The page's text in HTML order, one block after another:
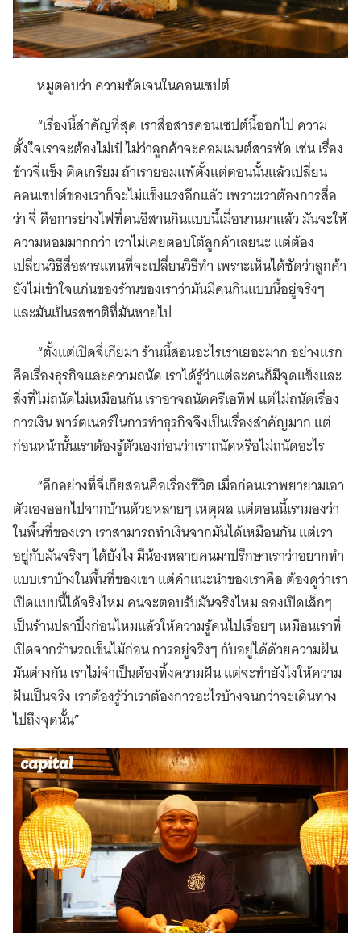
หมูตอบว่า ความชัดเจนในคอนเซปต์
“เรื่องนี้สำคัญที่สุด เราสื่อสารคอนเซปต์นี้ออกไป ความ
ตั้งใจเราจะต้องไม่เป๋ ไม่ว่าลูกค้าจะคอมเมนต์สารพัด เช่น เรื่อง
ข้าวจี่แข็ง ติดเกรียม ถ้าเรายอมแพ้ตั้งแต่ตอนนั้นแล้วเปลี่ยน
คอนเซปต์ของเราก็จะไม่แข็งแรงอีกแล้ว เพราะเราต้องการสื่อ
ว่า จี่ คือการย่างไฟที่คนอีสานกินแบบนี้เมื่อนานมาแล้ว มันจะให้
ความหอมมากกว่า เราไม่เคยตอบโต้ลูกค้าเลยนะ แต่ต้อง
เปลี่ยนวิธีสื่อสารแทนที่จะเปลี่ยนวิธีทำ เพราะเห็นได้ชัดว่าลูกค้า
ยังไม่เข้าใจแก่นของร้านของเราว่ามันมีคนกินแบบนี้อยู่จริงๆ
และมันเป็นรสชาติที่มันหายไป
“ตั้งแต่เปิดจี่เกียมา ร้านนี้สอนอะไรเราเยอะมาก อย่างแรก
คือเรื่องธุรกิจและความถนัด เราได้รู้ว่าแต่ละคนก็มีจุดแข็งและ
สิ่งที่ไม่ถนัดไม่เหมือนกัน เราอาจถนัดครีเอทีฟ แต่ไม่ถนัดเรื่อง
การเงิน พาร์ตเนอร์ในการทำธุรกิจจึงเป็นเรื่องสำคัญมาก แต่
ก่อนหน้านั้นเราต้องรู้ตัวเองก่อนว่าเราถนัดหรือไม่ถนัดอะไร
“อีกอย่างที่จี่เกียสอนคือเรื่องชีวิต เมื่อก่อนเราพยายามเอา
ตัวเองออกไปจากบ้านด้วยหลายๆ เหตุผล แต่ตอนนี้เรามองว่า
ในพื้นที่ของเรา เราสามารถทำเงินจากมันได้เหมือนกัน แต่เรา
อยู่กับมันจริงๆ ได้ยังไง มีน้องหลายคนมาปรึกษาเราว่าอยากทำ
แบบเราบ้างในพื้นที่ของเขา แต่คำแนะนำของเราคือ ต้องดูว่าเรา
เปิดแบบนี้ได้จริงไหม คนจะตอบรับมันจริงไหม ลองเปิดเล็กๆ
เป็นร้านปลาปิ้งก่อนไหมแล้วให้ความรู้คนไปเรื่อยๆ เหมือนเราที่
เปิดจากร้านรถเข็นไม้ก่อน การอยู่จริงๆ กับอยู่ได้ด้วยความฝัน
มันต่างกัน เราไม่จำเป็นต้องทิ้งความฝัน แต่จะทำยังไงให้ความ
ฝันเป็นจริง เราต้องรู้ว่าเราต้องการอะไรบ้างจนกว่าจะเดินทาง
ไปถึงจุดนั้น”